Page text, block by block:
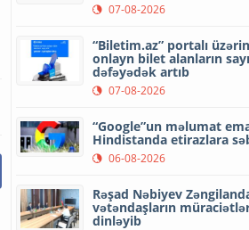
07-08-2026
“Biletim.az” portalı
onlayn bilet alanların
dəfəyədək artıb
07-08-2026
“Google”un məlumat
Hindistanda etirazlara
06-08-2026
Rəşad Nəbiyev
vətəndaşların
dinləyib